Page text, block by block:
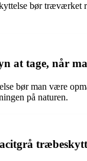
bør træværket
at tage, når
bør man være
på naturen.